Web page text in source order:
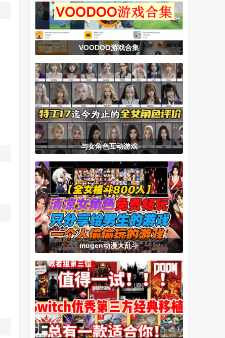
DLC手机汉化
版游戏(DAVE
THE DIVER)
养成方法(语音
DLC)正式版
飞机大厨无限
燃油版无限金
币无限钻石
今天都是腿小
游戏
RIDDLEJOKER
免费安卓汉化
版
VOODOO游戏合集
与女角色互动游戏
mugen动漫大乱斗